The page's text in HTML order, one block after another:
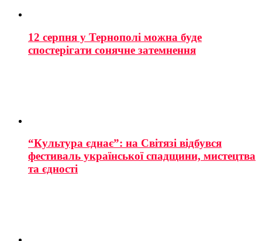
12 серпня у Тернополі можна буде
спостерігати сонячне затемнення
“Культура єднає”: на Світязі відбувся
фестиваль української спадщини, мистецтва
та єдності